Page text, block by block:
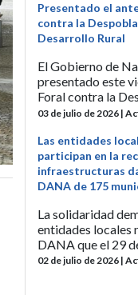
Presentado el
contra la
Desarrollo Rural
El Gobierno de
presentado este
Foral contra la
03 de julio de 2026 |
Las entidades
participan en la
infraestructuras
DANA de 175
La solidaridad
entidades locales
DANA que el 29
02 de julio de 2026 |